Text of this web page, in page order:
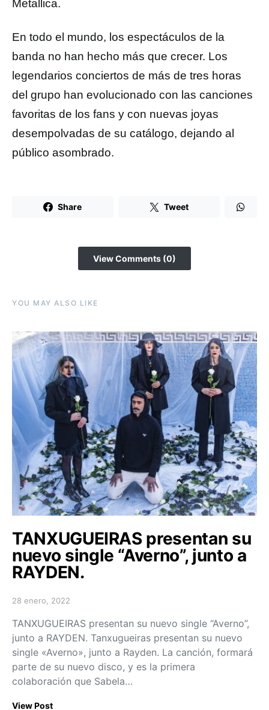
Metallica.
En todo el mundo, los espectáculos de la
banda no han hecho más que crecer. Los
legendarios conciertos de más de tres horas
del grupo han evolucionado con las canciones
favoritas de los fans y con nuevas joyas
desempolvadas de su catálogo, dejando al
público asombrado.
Share Tweet
View Comments (0)
YOU MAY ALSO LIKE
TANXUGUEIRAS presentan su
nuevo single “Averno”, junto a
RAYDEN.
Posted on
28 enero, 2022
TANXUGUEIRAS presentan su nuevo single “Averno”,
junto a RAYDEN. Tanxugueiras presentan su nuevo
single «Averno», junto a Rayden. La canción, formará
parte de su nuevo disco, y es la primera
colaboración que Sabela…
View Post